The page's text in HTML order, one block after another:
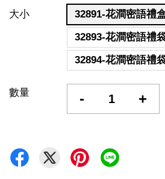
大小
32891-花澗密語禮
32893-花澗密語禮
32894-花澗密語禮
數量 - +